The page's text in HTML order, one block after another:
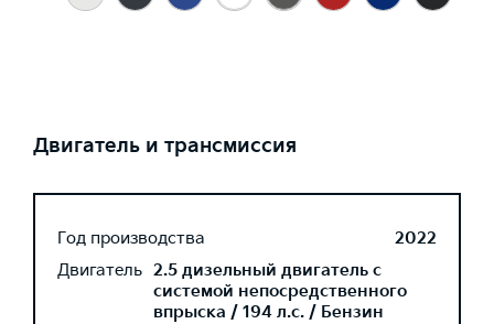
Двигатель и трансмиссия
Год производства
2022
Двигатель 2.5 дизельный двигатель с
системой непосредственного
впрыска / 194 л.с. / Бензин